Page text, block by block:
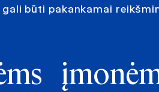
būti pakankamai